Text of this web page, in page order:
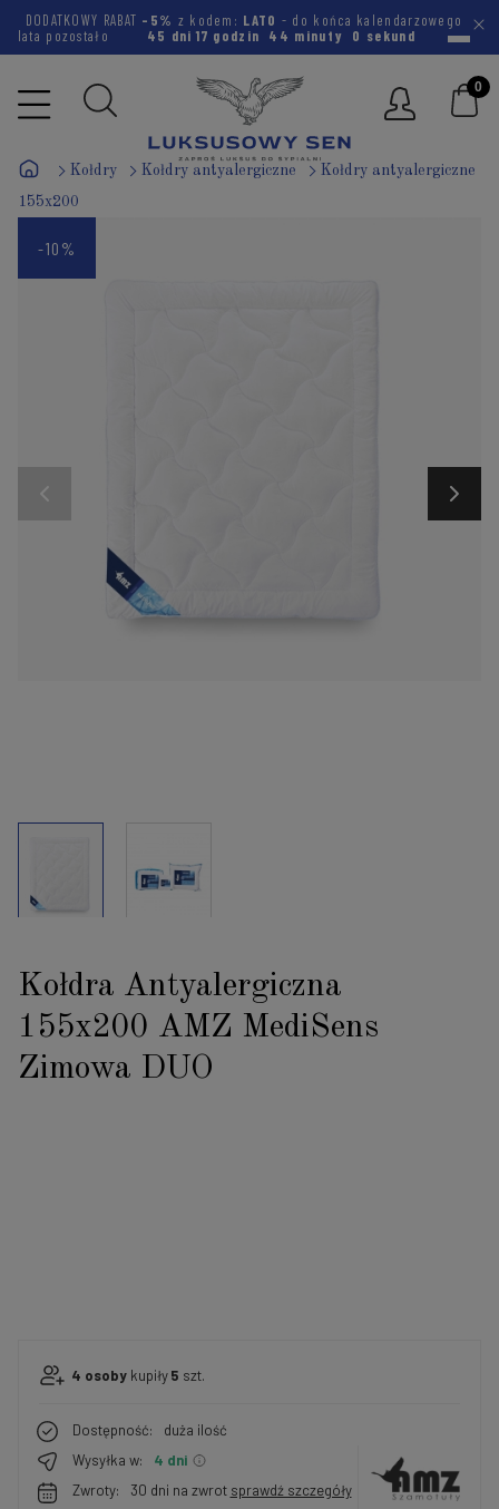
DODATKOWY RABAT -5% z kodem: LATO - do końca kalendarzowego
lata pozostało
45 dni 17 godzin 43 minuty 59 sekund
Kołdry Kołdry antyalergiczne Kołdry antyalergiczne
155x200
Kołdra Antyalergiczna
155x200 AMZ MediSens
Zimowa DUO
-10%
4 osoby kupiły5 szt.
Dostępność:
duża ilość
Wysyłka w:
4 dni
Zwroty:
30 dni na zwrot sprawdź szczegóły